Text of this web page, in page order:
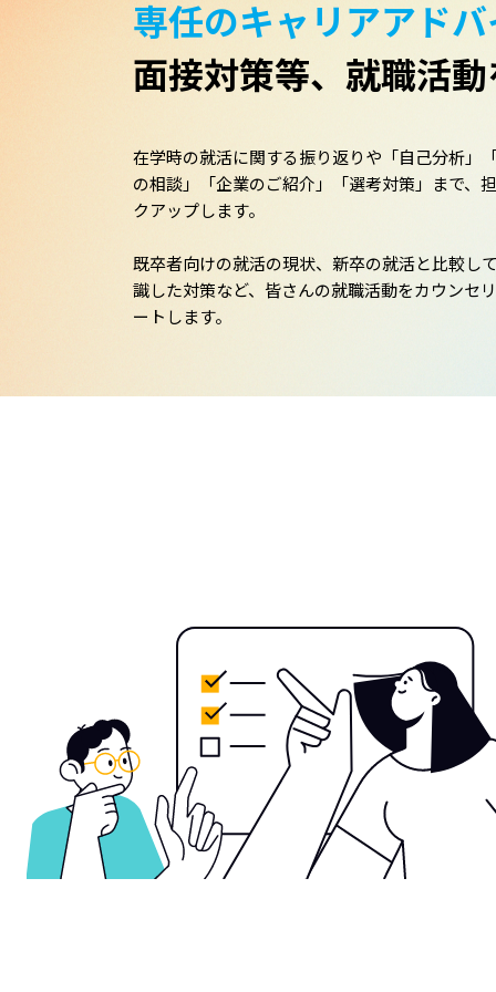
専任のキャリアアド
面接対策等、就職活
在学時の就活に関する振り返りや「自己分析」
の相談」「企業のご紹介」「選考対策」まで、
クアップします。
既卒者向けの就活の現状、新卒の就活と比較し
識した対策など、皆さんの就職活動をカウンセ
ートします。